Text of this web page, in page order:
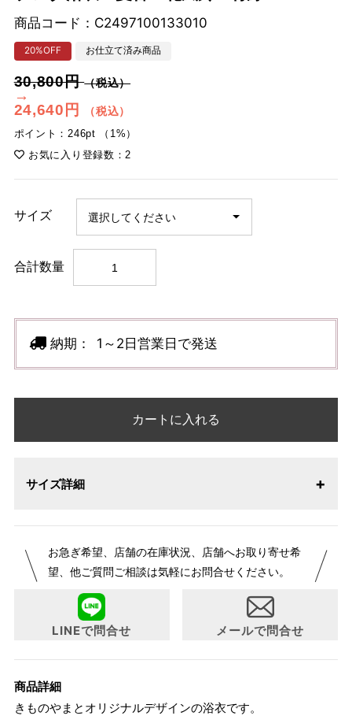
商品コード： C2497100133010
20%OFF お仕立て済み商品
30,800円（税込）
→
24,640円
（税込）
ポイント：246pt （1%）
お気に入り登録数：2
サイズ
合計数量
納期： 1～2日営業日で発送
カートに入れる
サイズ詳細
お急ぎ希望、店舗の在庫状況、店舗へお取り寄せ希
望、他ご質問ご相談は気軽にお問合せください。
LINEで問合せ メールで問合せ
商品詳細
きものやまとオリジナルデザインの浴衣です。